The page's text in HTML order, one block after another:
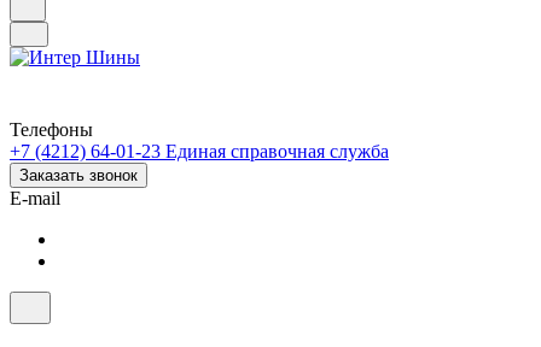
Телефоны
+7 (4212) 64-01-23 Единая справочная служба
Заказать звонок
E-mail